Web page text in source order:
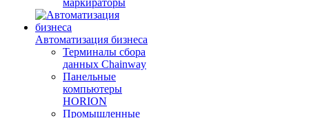
маркираторы
Автоматизация бизнеса
Терминалы сбора
данных Chainway
Панельные
компьютеры
HORION
Промышленные